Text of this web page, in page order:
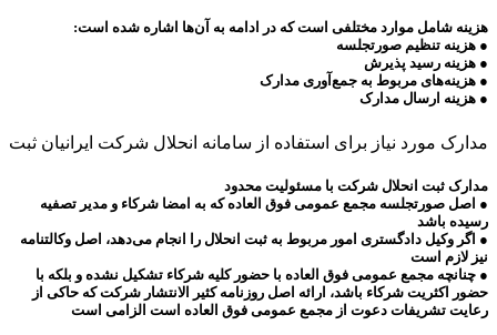
هزینه شامل موارد مختلفی است که در ادامه به آن‌ها اشاره شده است:
● هزینه تنظیم صورتجلسه
● هزینه رسید پذیرش
● هزینه‌های مربوط به جمع‌آوری مدارک
● هزینه ارسال مدارک
مدارک مورد نیاز برای استفاده از سامانه انحلال شرکت ایرانیان ثبت
مدارک ثبت انحلال شرکت با مسئولیت محدود
● اصل صورتجلسه مجمع عمومی فوق العاده که به امضا شرکاء و مدیر تصفیه
رسیده باشد
● اگر وکیل دادگستری امور مربوط به ثبت انحلال را انجام می‌دهد، اصل وکالتنامه
نیز لازم است
● چنانچه مجمع عمومی فوق العاده با حضور کلیه شرکاء تشکیل نشده و بلکه با
حضور اکثریت شرکاء باشد، ارائه اصل روزنامه کثیر الانتشار شرکت که حاکی از
رعایت تشریفات دعوت از مجمع عمومی فوق العاده است الزامی است